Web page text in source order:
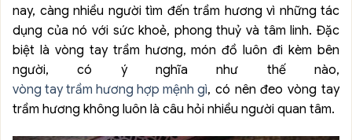
nay, càng nhiều người tìm đến trầm hương vì những tác
dụng của nó với sức khoẻ, phong thuỷ và tâm linh. Đặc
biệt là vòng tay trầm hương, món đồ luôn đi kèm bên
người, có ý nghĩa như thế nào,
vòng tay trầm hương hợp mệnh gì, có nên đeo vòng tay
trầm hương không luôn là câu hỏi nhiều người quan tâm.